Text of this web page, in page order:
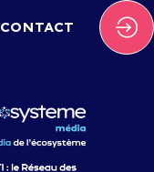
CONTACT